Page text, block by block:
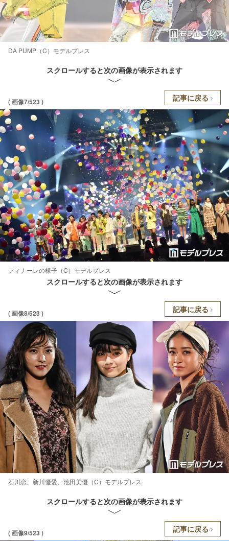
DA PUMP（C）モデルプレス
スクロールすると次の画像が表示されます
( 画像7/523 ) 記事に戻る
フィナーレの様子（C）モデルプレス
スクロールすると次の画像が表示されます
( 画像8/523 ) 記事に戻る
石川恋、新川優愛、池田美優（C）モデルプレス
スクロールすると次の画像が表示されます
( 画像9/523 ) 記事に戻る